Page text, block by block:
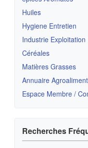
Huiles
Hygiene Entretien
Industrie Exploitation
Céréales
Matières Grasses
Annuaire
Espace Membre /
Recherches